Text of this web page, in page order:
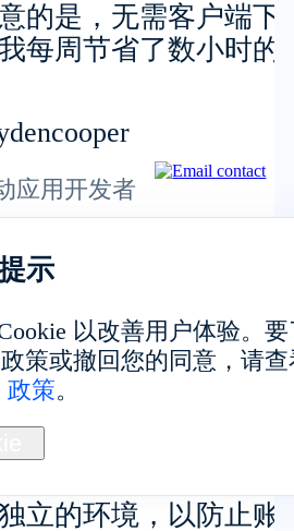
的是，无需客户端下
每周节省了数小时的
应用开发者
立的环境，以防止账
示
以改善用户体验。
策或撤回您的同意，请
政策。